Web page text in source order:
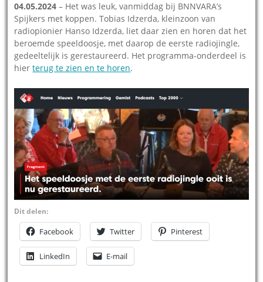
04.05.2024 – Het was leuk, vanmiddag bij BNNVARA’s
Spijkers met koppen. Tobias Idzerda, kleinzoon van
radiopionier Hanso Idzerda, liet daar zien en horen dat het
beroemde speeldoosje, met daarop de eerste radiojingle,
gedeeltelijk is gerestaureerd. Het programma-onderdeel is
hierterug te zien en te horen.
Dit delen:
Facebook Twitter Pinterest
LinkedIn E-mail